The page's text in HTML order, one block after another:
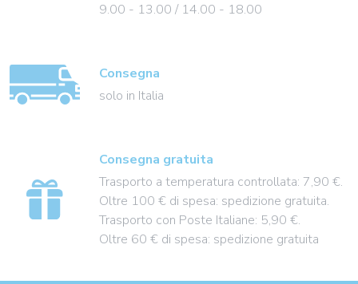
9.00 - 13.00 / 14.00 - 18.00
Consegna
solo in Italia
Consegna gratuita
Trasporto a temperatura controllata: 7,90 €.
Oltre 100 € di spesa: spedizione gratuita.
Trasporto con Poste Italiane: 5,90 €.
Oltre 60 € di spesa: spedizione gratuita